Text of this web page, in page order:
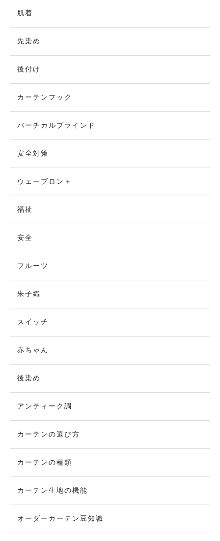
肌着
先染め
後付け
カーテンフック
バーチカルブラインド
安全対策
ウェーブロン＋
福祉
安全
フルーツ
朱子織
スイッチ
赤ちゃん
後染め
アンティーク調
カーテンの選び方
カーテンの種類
カーテン生地の機能
オーダーカーテン豆知識